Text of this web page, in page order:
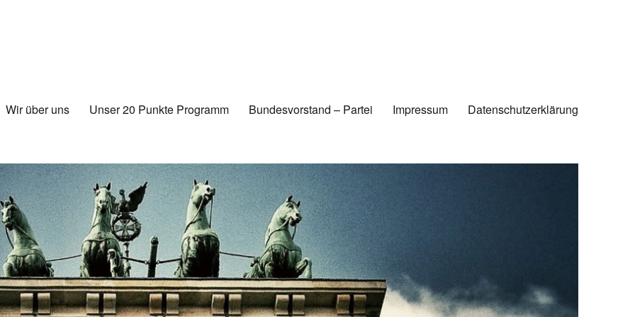
Wir über uns Unser 20 Punkte Programm Bundesvorstand – Partei Impressum Datenschutzerklärung